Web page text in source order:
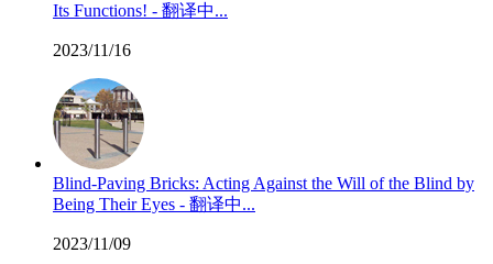
Its Functions! - 翻译中...
2023/11/16
Blind-Paving Bricks: Acting Against the Will of the Blind by
Being Their Eyes - 翻译中...
2023/11/09